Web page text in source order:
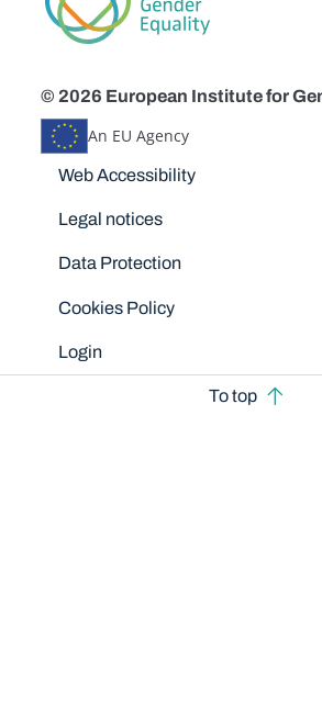
© 2026 European Institute for
An EU Agency
Disclaimers
Web Accessibility
Legal notices
Data Protection
Cookies Policy
Login
To top